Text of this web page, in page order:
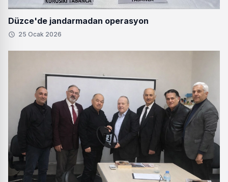
Düzce'de jandarmadan operasyon
25 Ocak 2026